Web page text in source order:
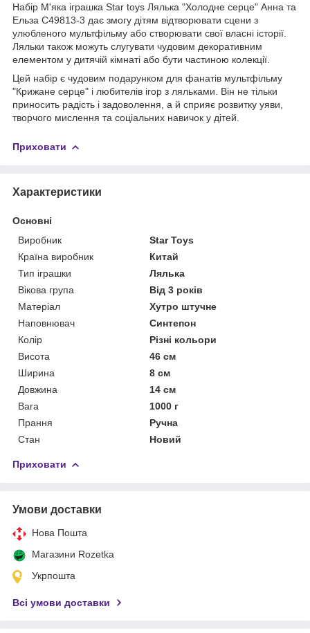
Набір М'яка іграшка Star toys Лялька "Холодне серце" Анна та
Ельза C49813-3 дає змогу дітям відтворювати сцени з
улюбленого мультфільму або створювати свої власні історії.
Ляльки також можуть слугувати чудовим декоративним
елементом у дитячій кімнаті або бути частиною колекції.
Цей набір є чудовим подарунком для фанатів мультфільму
"Крижане серце" і любителів ігор з ляльками. Він не тільки
приносить радість і задоволення, а й сприяє розвитку уяви,
творчого мислення та соціальних навичок у дітей.
Приховати
Характеристики
Основні
Виробник
Star Toys
Країна виробник
Китай
Тип іграшки
Лялька
Вікова група
Від 3 років
Матеріал
Хутро штучне
Наповнювач
Синтепон
Колір
Різні кольори
Висота
46 см
Ширина
8 см
Довжина
14 см
Вага
1000 г
Прання
Ручна
Стан
Новий
Приховати
Умови доставки
Нова Пошта
Магазини Rozetka
Укрпошта
Всі умови доставки